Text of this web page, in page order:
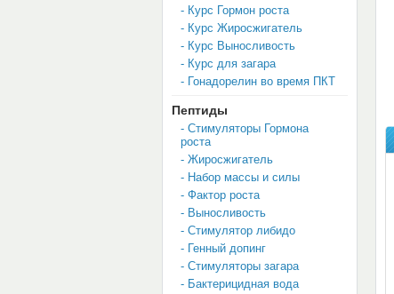
- Курс Гормон роста
- Курс Жиросжигатель
- Курс Выносливость
- Курс для загара
- Гонадорелин во время ПКТ
Пептиды
- Стимуляторы Гормона
роста
- Жиросжигатель
- Набор массы и силы
- Фактор роста
- Выносливость
- Стимулятор либидо
- Генный допинг
- Стимуляторы загара
- Бактерицидная вода